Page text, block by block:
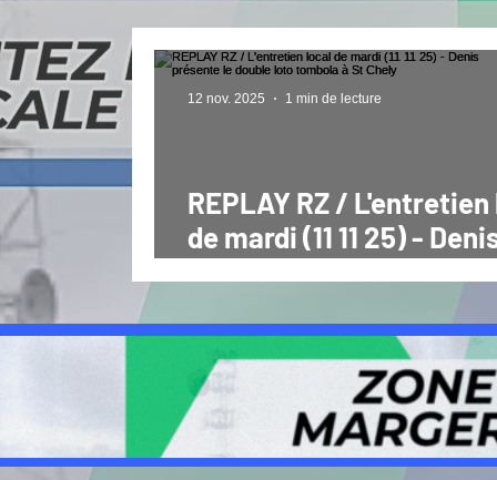
REPLAY RZ /
de mardi (11 11 25) -
12 nov. 2025 1 min de lecture